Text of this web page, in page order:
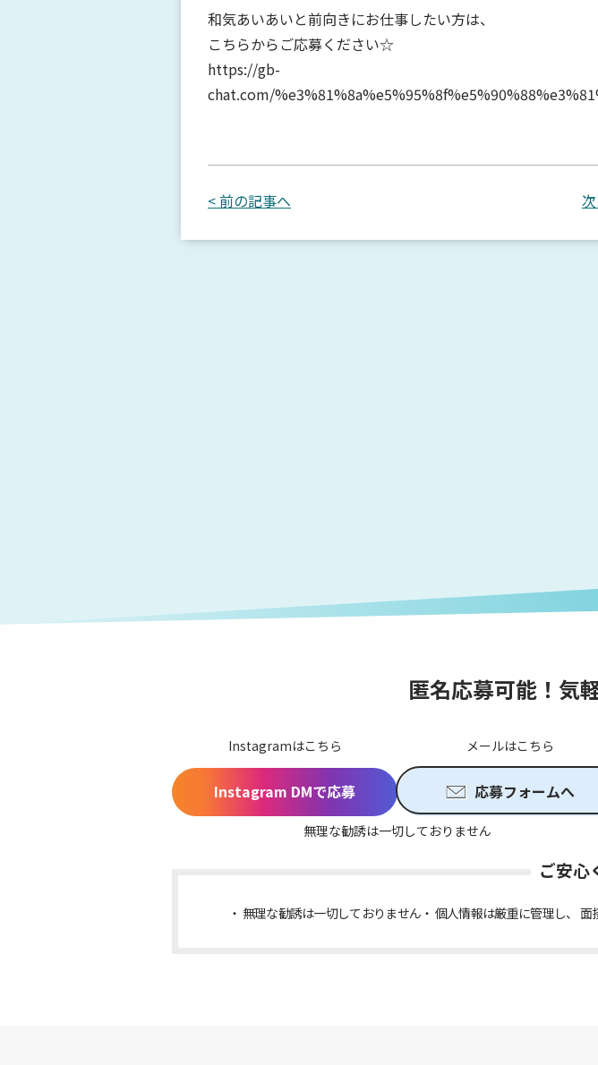
和気あいあいと前向きにお仕事したい方は、
こちらからご応募ください☆
https://gb-
chat.com/
< 前の記事へ
匿名応募可能！気
Instagramはこちら
Instagram DMで応募
メールはこちら
応募フォームへ
無理な勧誘は一切しておりません
ご安心
無理な勧誘は一切しておりません 個人情報は厳重に管理し、